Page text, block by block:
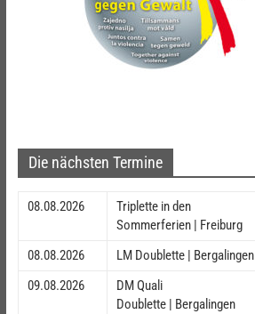
Die nächsten Termine
08.08.2026
Triplette in den
Sommerferien | Freiburg
08.08.2026
LM Doublette | Bergalingen
09.08.2026
DM Quali
Doublette | Bergalingen